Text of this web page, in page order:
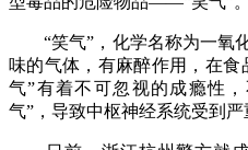
“笑气”，化学名称为一氧
味的气体，有麻醉作用，在
气”有着不可忽视的成瘾性
气”，导致中枢神经系统受到严